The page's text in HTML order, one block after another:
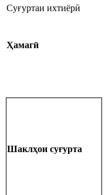
Суғуртаи ихтиёрӣ
Ҳамагӣ
Шаклҳои суғурта